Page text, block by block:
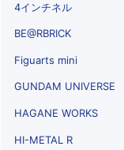
4インチネル
BE@RBRICK
Figuarts mini
GUNDAM UNIVERSE
HAGANE WORKS
HI-METAL R